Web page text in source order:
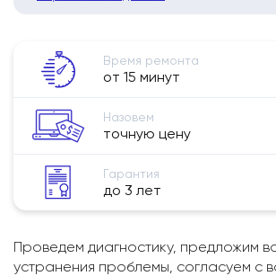
Время ремонта
от 15 минут
Назовем
точную цену
Гарантия
до 3 лет
Проведем диагностику, предложим
устранения проблемы, согласуем с